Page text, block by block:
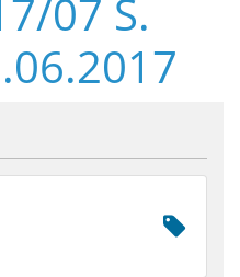
07 S.